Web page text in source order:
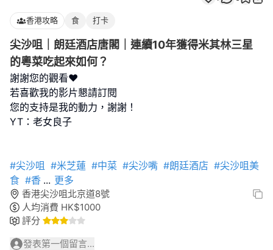
香港攻略 食 打卡
尖沙咀｜朗廷酒店唐閣｜連續10年獲得米其林三星
的粵菜吃起來如何？
謝謝您的觀看❤️
若喜歡我的影片懇請訂閱
您的支持是我的動力，謝謝！
YT：老女良子
#尖沙咀 #米芝蓮 #中菜 #尖沙嘴 #朗廷酒店 #尖沙咀美
食 #香 ... 更多
香港尖沙咀北京道8號
人均消費 HK$1000
評分
發表第一個留言...